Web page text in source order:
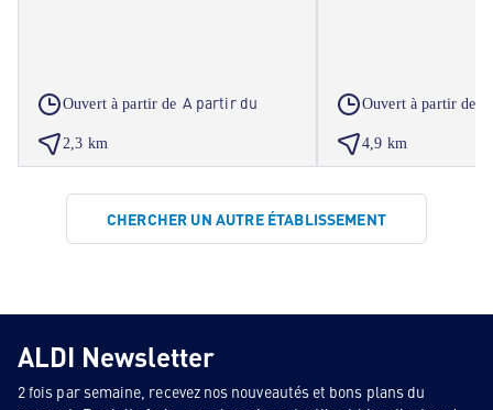
Ouvert à partir de A partir du
2,3 km
Ouvert à partir de
4,9 km
CHERCHER UN AUTRE ÉTABLISSEMENT
ALDI Newsletter
2 fois par semaine, recevez nos nouveautés et bons plans du